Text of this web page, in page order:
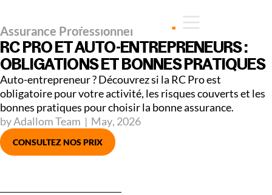
Assurance Professionnel
RC PRO ET AUTO-ENTREPRENEURS :
OBLIGATIONS ET BONNES PRATIQUES
Auto-entrepreneur ? Découvrez si la RC Pro est
obligatoire pour votre activité, les risques couverts et les
bonnes pratiques pour choisir la bonne assurance.
by Adallom Team | May, 2026
CONSULTEZ NOS PRIX